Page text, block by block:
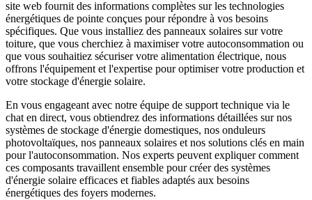
site web fournit des informations complètes sur les technologies
énergétiques de pointe conçues pour répondre à vos besoins
spécifiques. Que vous installiez des panneaux solaires sur votre
toiture, que vous cherchiez à maximiser votre autoconsommation ou
que vous souhaitiez sécuriser votre alimentation électrique, nous
offrons l'équipement et l'expertise pour optimiser votre production et
votre stockage d'énergie solaire.
En vous engageant avec notre équipe de support technique via le
chat en direct, vous obtiendrez des informations détaillées sur nos
systèmes de stockage d'énergie domestiques, nos onduleurs
photovoltaïques, nos panneaux solaires et nos solutions clés en main
pour l'autoconsommation. Nos experts peuvent expliquer comment
ces composants travaillent ensemble pour créer des systèmes
d'énergie solaire efficaces et fiables adaptés aux besoins
énergétiques des foyers modernes.